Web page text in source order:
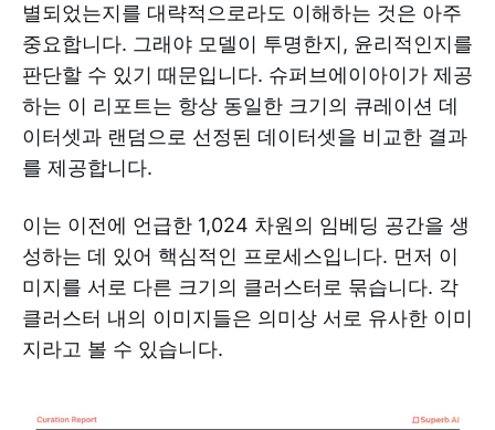
별되었는지를 대략적으로라도 이해하는 것은 아주
중요합니다. 그래야 모델이 투명한지, 윤리적인지를
판단할 수 있기 때문입니다. 슈퍼브에이아이가 제공
하는 이 리포트는 항상 동일한 크기의 큐레이션 데
이터셋과 랜덤으로 선정된 데이터셋을 비교한 결과
를 제공합니다.
이는 이전에 언급한 1,024 차원의 임베딩 공간을 생
성하는 데 있어 핵심적인 프로세스입니다. 먼저 이
미지를 서로 다른 크기의 클러스터로 묶습니다. 각
클러스터 내의 이미지들은 의미상 서로 유사한 이미
지라고 볼 수 있습니다.